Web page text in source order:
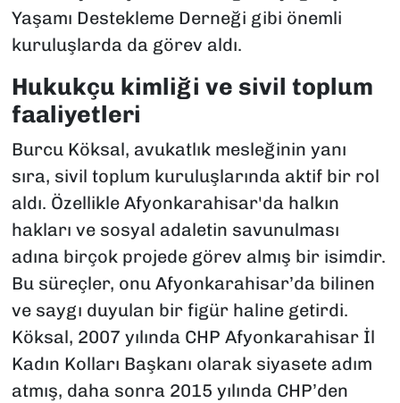
Yaşamı Destekleme Derneği gibi önemli
kuruluşlarda da görev aldı.
Hukukçu kimliği ve sivil toplum
faaliyetleri
Burcu Köksal, avukatlık mesleğinin yanı
sıra, sivil toplum kuruluşlarında aktif bir rol
aldı. Özellikle Afyonkarahisar'da halkın
hakları ve sosyal adaletin savunulması
adına birçok projede görev almış bir isimdir.
Bu süreçler, onu Afyonkarahisar’da bilinen
ve saygı duyulan bir figür haline getirdi.
Köksal, 2007 yılında CHP Afyonkarahisar İl
Kadın Kolları Başkanı olarak siyasete adım
atmış, daha sonra 2015 yılında CHP’den